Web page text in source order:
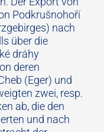
Podkrušnohoří
nach
über die
dráhy
deren
(Eger) und
zwei, resp.
ab, die den
und nach